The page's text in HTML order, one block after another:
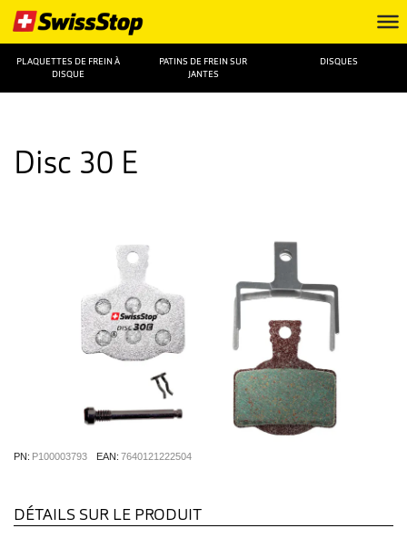
PLAQUETTES DE FREIN À
DISQUE
PATINS DE FREIN SUR
JANTES
DISQUES
Disc 30 E
PN: P100003793 EAN: 7640121222504
DÉTAILS SUR LE PRODUIT